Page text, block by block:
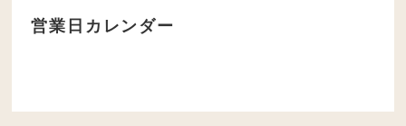
営業日カレンダー